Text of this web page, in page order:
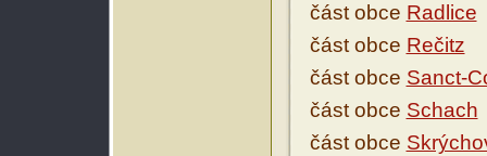
část obce Radlice
část obce Rečitz
část obce Sanct-
část obce Schach
část obce